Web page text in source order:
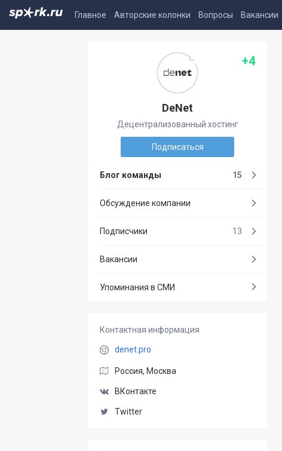
Главное Авторские колонки Вопросы Вакансии
DeNet
+4
Децентрализованный хостинг
Подписаться
Блог команды 15
Обсуждение компании
Подписчики 13
Вакансии
Упоминания в СМИ
Контактная информация
denet.pro
Россия, Москва
ВКонтакте
Twitter